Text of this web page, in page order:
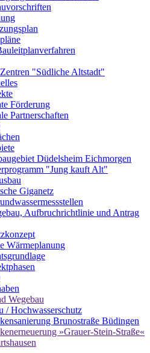
"Südliche Altstadt"
Förderung
Partnerschaften
Düdelsheim Eichmorgen
"Jung kauft Alt"
Giganetz
Aufbruchrichtlinie und Antrag
Wärmeplanung
Wegebau
/ Hochwasserschutz
Brunostraße Büdingen
»Grauer-Stein-Straße«